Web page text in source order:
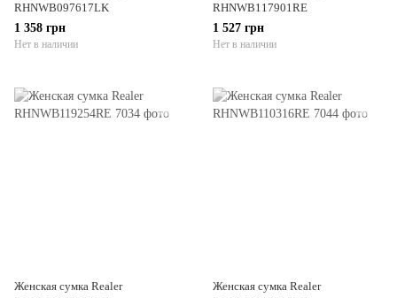
RHNWB097617LK
1 358 грн
Нет в наличии
RHNWB117901RE
1 527 грн
Нет в наличии
Женская сумка Realer
Женская сумка Realer